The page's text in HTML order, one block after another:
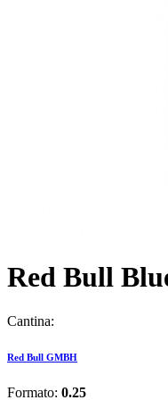
Red Bull
Cantina:
Red Bull GMBH
Formato: 0.25